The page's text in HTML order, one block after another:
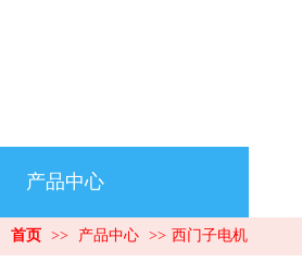
产品中心
首页 >> 产品中心 >> 西门子电机